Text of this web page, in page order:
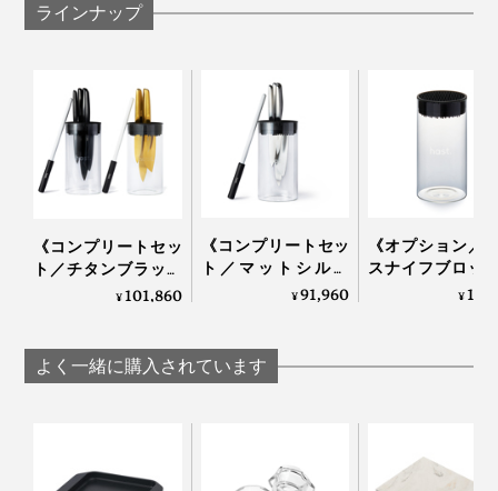
写真上から「 シェフズナイフ／チタンゴールド」、「
ラック
」、「 ユーティリティナイフ／マットシルバー
チタンゴールド」
飾るように収納できるナイフスタンド「ガラスブロック
（別売）」に、4種をコンプリートしてキッチンの景色
も楽しんでください。
写真は「シェフズナイフ／チタンブラック」と「ホーニングロッド
これまでは重い研ぎ石を水に浸けて、時間をかけて包丁
を研ぎ、その後始末も面倒だったので、メンテナンスの
快適さにも驚きました。
ラインナップ
《コンプリートセッ
ト／チタンブラック
＆ゴールド》0.3mm
イフ4種＋専用シャ
ープナー＋ガラスス
¥101,860
《コンプリートセッ
ト／マットシルバ
ー》0.3mmの極薄刃
＋専用シャープナー
＋ナイフスタンド」
¥91,960
《オプション／
スナイフブロッ
包丁を7本まで
¥
よく一緒に購入されています